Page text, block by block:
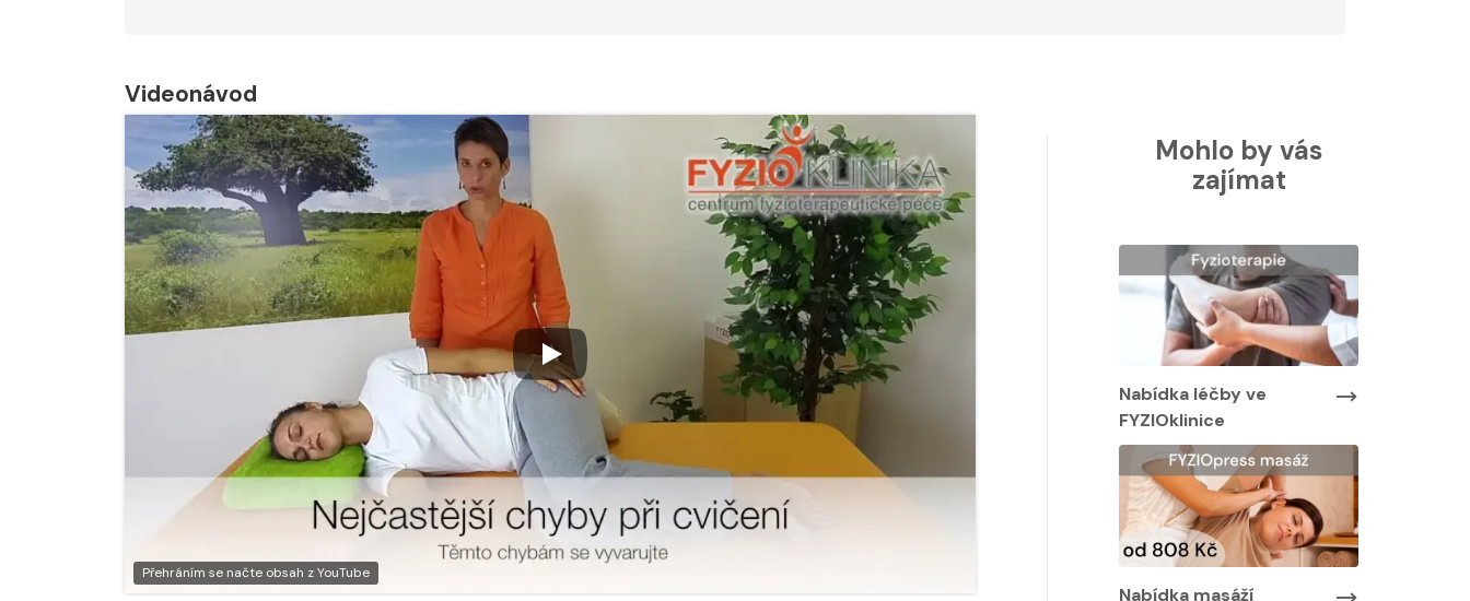
Videonávod
Přehráním se načte obsah z YouTube
Mohlo by vás
zajímat
Nabídka léčby ve
FYZIOklinice
Nabídka léčby ve
FYZIOklinice
Nabídka léčby ve
Nabídka masáží
Nabídka masáží